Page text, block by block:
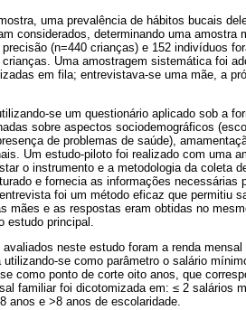
uma prevalência de hábitos bucais
considerados, determinando uma
(n=440 crianças) e 152 indivíduos
Uma amostragem sistemática foi
em fila; entrevistava-se uma mãe, a
se um questionário aplicado sob a
sobre aspectos sociodemográficos
de problemas de saúde),
Um estudo-piloto foi realizado com uma
o instrumento e a metodologia da coleta
e fornecia as informações
foi um método eficaz que permitiu
mães e as respostas eram obtidas no
estudo principal.
neste estudo foram a renda
se como parâmetro o salário
como ponto de corte oito anos, que
familiar foi dicotomizada em: ≤ 2 salários
anos e >8 anos de escolaridade.